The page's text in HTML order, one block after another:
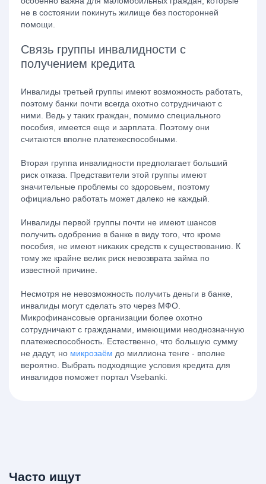
не в состоянии покинуть жилище без посторонней
помощи.
Связь группы инвалидности с
получением кредита
Инвалиды третьей группы имеют возможность работать,
поэтому банки почти всегда охотно сотрудничают с
ними. Ведь у таких граждан, помимо специального
пособия, имеется еще и зарплата. Поэтому они
считаются вполне платежеспособными.
Вторая группа инвалидности предполагает больший
риск отказа. Представители этой группы имеют
значительные проблемы со здоровьем, поэтому
официально работать может далеко не каждый.
Инвалиды первой группы почти не имеют шансов
получить одобрение в банке в виду того, что кроме
пособия, не имеют никаких средств к существованию. К
тому же крайне велик риск невозврата займа по
известной причине.
Несмотря не невозможность получить деньги в банке,
инвалиды могут сделать это через МФО.
Микрофинансовые организации более охотно
сотрудничают с гражданами, имеющими неоднозначную
платежеспособность. Естественно, что большую сумму
не дадут, но микрозаём до миллиона тенге - вполне
вероятно. Выбрать подходящие условия кредита для
инвалидов поможет портал Vsebanki.
Часто ищут